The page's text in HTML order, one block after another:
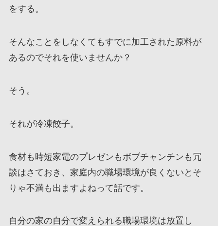
をする。
そんなことをしなくてもすでに加工された原料が
あるのでそれを使いませんか？
そう。
それが冷凍餃子。
食材も時短家電のプレゼンもボブチャンチンも冗
談はさておき、家庭内の職場環境が良くないとそ
りゃ不満も出ますよねって話です。
自分の家の自分で変えられる職場環境は放置し